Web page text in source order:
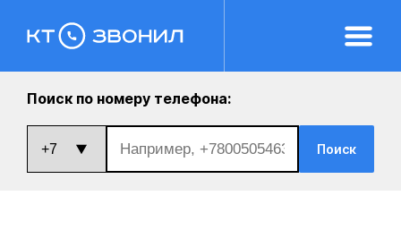
Поиск по номеру телефона:
Поиск